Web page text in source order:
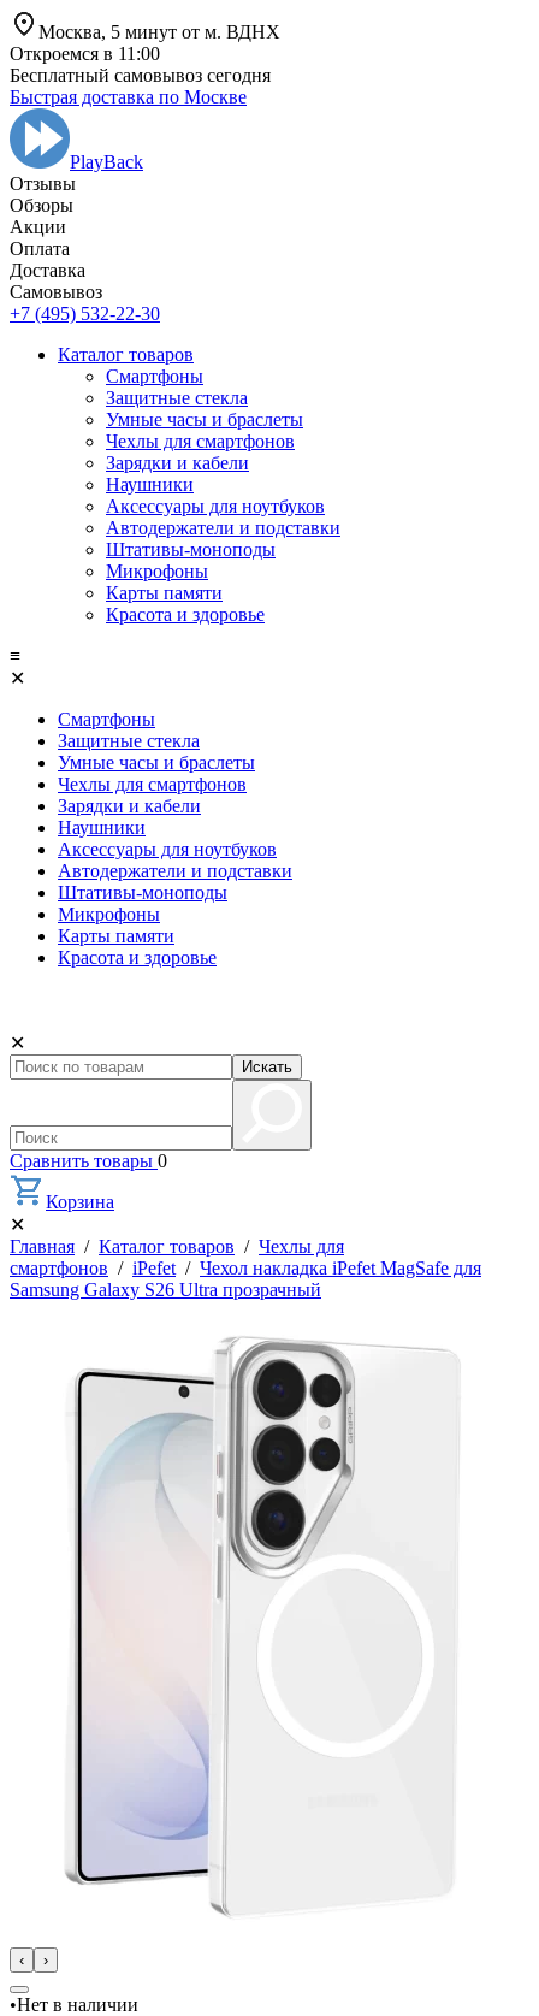
Москва, 5 минут от м. ВДНХ
Откроемся в 11:00
Бесплатный самовывоз сегодня
Быстрая доставка по Москве
PlayBack
Отзывы
Обзоры
Aкции
Оплата
Доставка
Самовывоз
+7 (495) 532-22-30
Каталог товаров
Смартфоны
Защитные стекла
Умные часы и браслеты
Чехлы для смартфонов
Зарядки и кабели
Наушники
Аксессуары для ноутбуков
Автодержатели и подставки
Штативы-моноподы
Микрофоны
Карты памяти
Красота и здоровье
≡
✕
Смартфоны
Защитные стекла
Умные часы и браслеты
Чехлы для смартфонов
Зарядки и кабели
Наушники
Аксессуары для ноутбуков
Автодержатели и подставки
Штативы-моноподы
Микрофоны
Карты памяти
Красота и здоровье
✕
Искать
Сравнить товары 0
Корзина
✕
Главная / Каталог товаров / Чехлы для
смартфонов / iPefet / Чехол накладка iPefet MagSafe для
Samsung Galaxy S26 Ultra прозрачный
‹ ›
•Нет в наличии